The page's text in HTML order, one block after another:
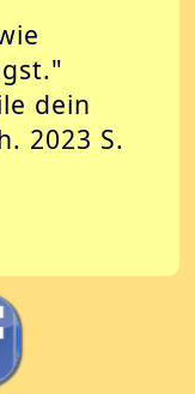
dein
2023 S.